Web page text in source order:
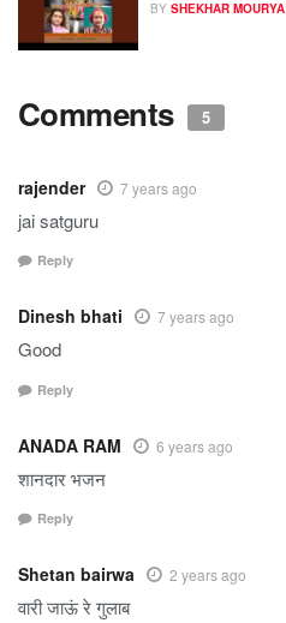
BY SHEKHAR MOURYA
Comments 5
rajender 7 years ago
jai satguru
Reply
Dinesh bhati 7 years ago
Good
Reply
ANADA RAM 6 years ago
शानदार भजन
Reply
Shetan bairwa 2 years ago
वारी जाऊं रे गुलाब